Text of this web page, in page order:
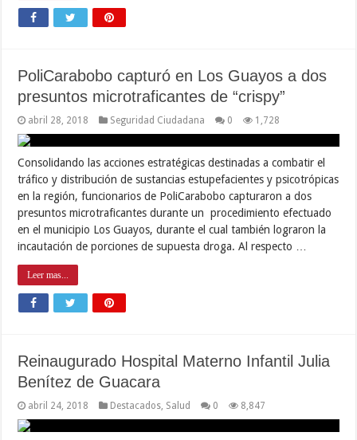
PoliCarabobo capturó en Los Guayos a dos
presuntos microtraficantes de “crispy”
abril 28, 2018 Seguridad Ciudadana 0 1,728
Consolidando las acciones estratégicas destinadas a combatir el
tráfico y distribución de sustancias estupefacientes y psicotrópicas
en la región, funcionarios de PoliCarabobo capturaron a dos
presuntos microtraficantes durante un procedimiento efectuado
en el municipio Los Guayos, durante el cual también lograron la
incautación de porciones de supuesta droga. Al respecto …
Leer mas...
Reinaugurado Hospital Materno Infantil Julia
Benítez de Guacara
abril 24, 2018 Destacados Salud 0 8,847